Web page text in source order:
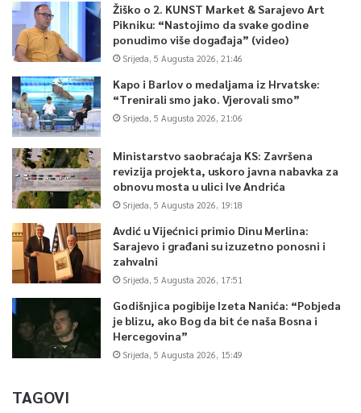
Žiško o 2. KUNST Market & Sarajevo Art
Pikniku: “Nastojimo da svake godine
ponudimo više događaja” (video)
Srijeda, 5 Augusta 2026, 21:46
Kapo i Barlov o medaljama iz Hrvatske:
“Trenirali smo jako. Vjerovali smo”
Srijeda, 5 Augusta 2026, 21:06
Ministarstvo saobraćaja KS: Završena
revizija projekta, uskoro javna nabavka za
obnovu mosta u ulici Ive Andrića
Srijeda, 5 Augusta 2026, 19:18
Avdić u Vijećnici primio Dinu Merlina:
Sarajevo i građani su izuzetno ponosni i
zahvalni
Srijeda, 5 Augusta 2026, 17:51
Godišnjica pogibije Izeta Nanića: “Pobjeda
je blizu, ako Bog da bit će naša Bosna i
Hercegovina”
Srijeda, 5 Augusta 2026, 15:49
TAGOVI